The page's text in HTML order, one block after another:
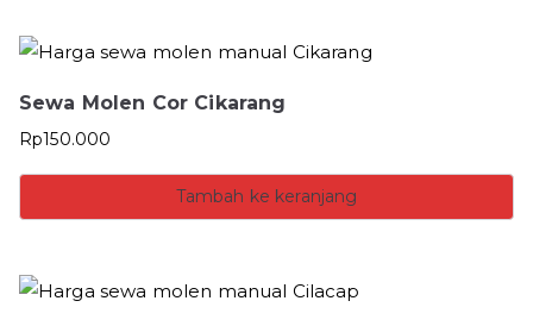
Sewa Molen Cor Cikarang
Rp150.000
Tambah ke keranjang